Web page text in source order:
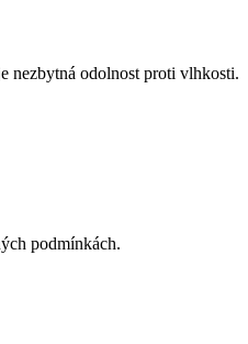
nezbytná odolnost proti vlhkosti.
podmínkách.